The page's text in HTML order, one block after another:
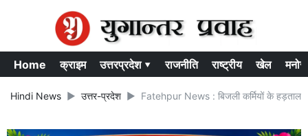
Home क्राइम उत्तरप्रदेश ▾ राजनीति राष्ट्रीय खेल
Hindi News उत्तर-प्रदेश Fatehpur News : बिजली कर्मियों के हड़ताल